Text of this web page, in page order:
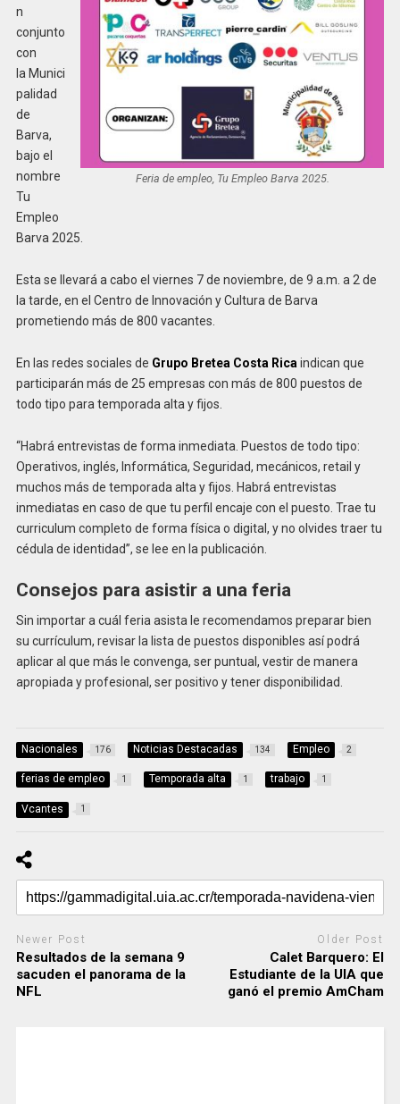
Feria de empleo, Tu Empleo Barva 2025.
n
conjunto
con
la Munici
palidad
de
Barva,
bajo el
nombre
Tu
Empleo
Barva 2025.
Esta se llevará a cabo el viernes 7 de noviembre, de 9 a.m. a 2 de
la tarde, en el Centro de Innovación y Cultura de Barva
prometiendo más de 800 vacantes.
En las redes sociales de Grupo Bretea Costa Rica indican que
participarán más de 25 empresas con más de 800 puestos de
todo tipo para temporada alta y fijos.
“Habrá entrevistas de forma inmediata. Puestos de todo tipo:
Operativos, inglés, Informática, Seguridad, mecánicos, retail y
muchos más de temporada alta y fijos. Habrá entrevistas
inmediatas en caso de que tu perfil encaje con el puesto. Trae tu
curriculum completo de forma física o digital, y no olvides traer tu
cédula de identidad”, se lee en la publicación.
Consejos para asistir a una feria
Sin importar a cuál feria asista le recomendamos preparar bien
su currículum, revisar la lista de puestos disponibles así podrá
aplicar al que más le convenga, ser puntual, vestir de manera
apropiada y profesional, ser positivo y tener disponibilidad.
Nacionales 176 Noticias Destacadas 134 Empleo 2
ferias de empleo 1 Temporada alta 1 trabajo 1
Vcantes 1
Newer Post
Resultados de la semana 9
sacuden el panorama de la
NFL
Older Post
Calet Barquero: El
Estudiante de la UIA que
ganó el premio AmCham